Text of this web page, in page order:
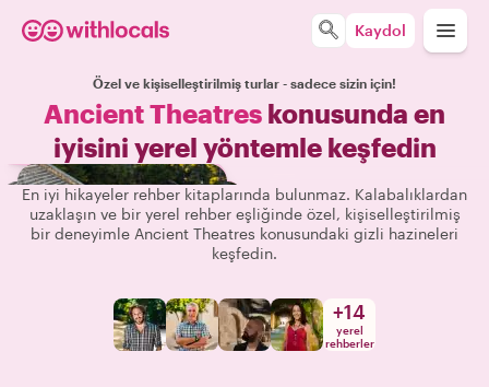
Kaydol
Özel ve kişiselleştirilmiş turlar - sadece sizin için!
Ancient Theatres konusunda en
iyisini yerel yöntemle keşfedin
En iyi hikayeler rehber kitaplarında bulunmaz. Kalabalıklardan
uzaklaşın ve bir yerel rehber eşliğinde özel, kişiselleştirilmiş
bir deneyimle Ancient Theatres konusundaki gizli hazineleri
keşfedin.
+14
yerel
rehberler